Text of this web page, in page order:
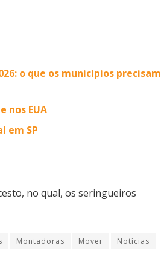
o que os municípios precisam
nos EUA
em SP
no qual, os seringueiros
Montadoras Mover Notícias